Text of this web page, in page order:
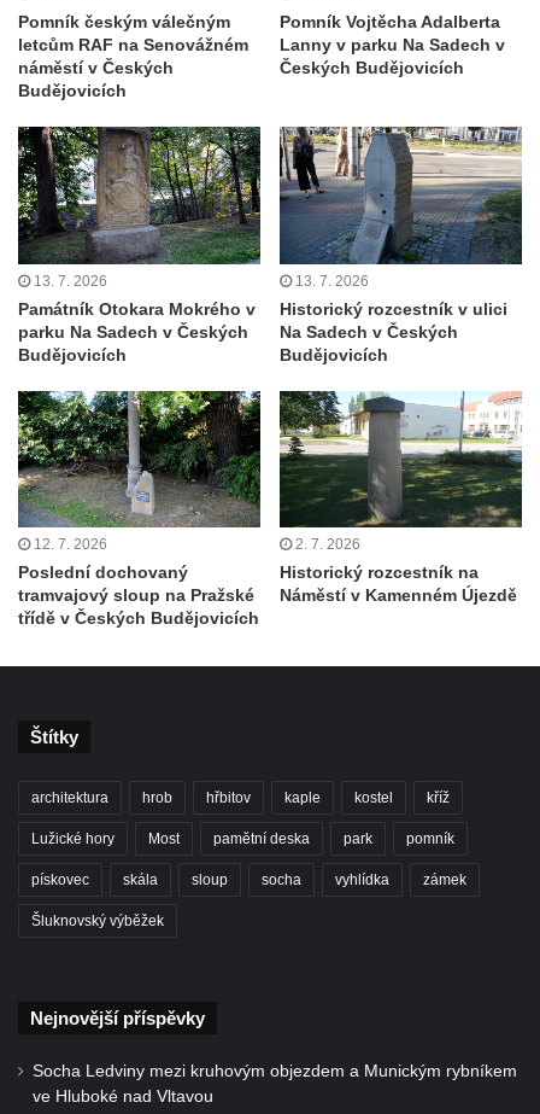
Pamětní deska Johanna Neumanna
severně od Tokáně
Obrázek svatého Huberta na buku svatého
Huberta
Obrázek svatého Jakuba na skále u cesty
východně od Srbské Kamenice
Busta Jana Amose Komenského na domě
čp. 37 v Račicích
Socha ležícího koně v Sadech
Československé armády v Teplicích
Sochy Ležící žena v Tierpark Chemnitz
Sochy Ptáci v Tierpark Chemnitz
Socha Skupina jeřábů v Tierpark Chemnitz
Socha Panter v ZOO Leipzig
Socha Tygr v ZOO Leipzig
Socha Uprchlý otrok bojuje s divokým psem
v ZOO Dresden
Socha divokého prasete před vstupem do
ZOO Dresden
Pomník českým válečným
letcům RAF na Senovážném
náměstí v Českých
Budějovicích
Pomník Vojtěcha Adalberta
Lanny v parku Na Sadech v
Českých Budějovicích
13. 7. 2026
Památník Otokara Mokrého v
parku Na Sadech v Českých
Budějovicích
13. 7. 2026
Historický rozcestník v ulici
Na Sadech v Českých
Budějovicích
12. 7. 2026
Poslední dochovaný
tramvajový sloup na Pražské
třídě v Českých Budějovicích
2. 7. 2026
Historický rozcestník na
Náměstí v Kamenném Újezdě
Štítky
architektura hrob hřbitov kaple kostel kříž
Lužické hory Most pamětní deska park pomník
pískovec skála sloup socha vyhlídka zámek
Šluknovský výběžek
Nejnovější příspěvky
Socha Ledviny mezi kruhovým objezdem a Munickým rybníkem
ve Hluboké nad Vltavou